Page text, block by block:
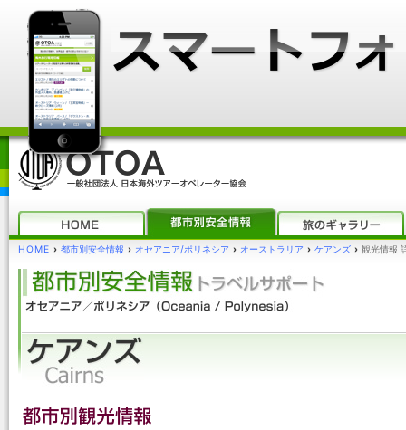
HOME › 都市別安全情報 › オセアニア/ポリネシア › オーストラリア › ケアンズ › 観光情報